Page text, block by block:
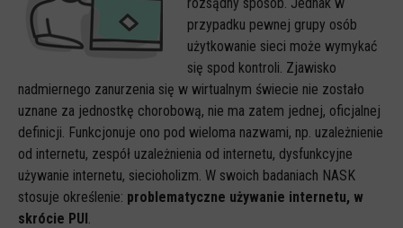
przypadku pewnej grupy osób
użytkowanie sieci może wymykać
się spod kontroli. Zjawisko
nadmiernego zanurzenia się w wirtualnym świecie nie zostało
uznane za jednostkę chorobową, nie ma zatem jednej, oficjalnej
definicji. Funkcjonuje ono pod wieloma nazwami, np. uzależnienie
od internetu, zespół uzależnienia od internetu, dysfunkcyjne
używanie internetu, siecioholizm. W swoich badaniach NASK
stosuje określenie: problematyczne używanie internetu, w
skrócie PUI